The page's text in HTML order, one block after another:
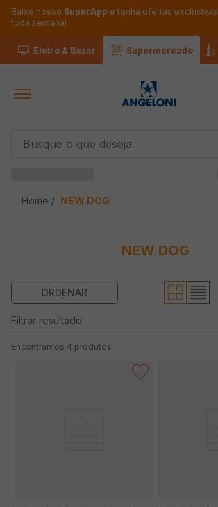
Baixe nosso SuperApp e tenha ofertas exclusivas
toda semana!
Eletro & Bazar Supermercado
NEW DOG
NEW DOG
4 produtos